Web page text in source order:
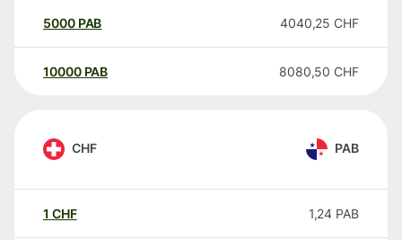
5000 PAB 4040,25 CHF
10000 PAB 8080,50 CHF
CHF PAB
1 CHF 1,24 PAB